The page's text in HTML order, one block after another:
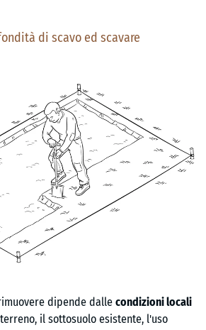
di scavo ed scavare
dipende dalle condizioni locali
il sottosuolo esistente, l'uso